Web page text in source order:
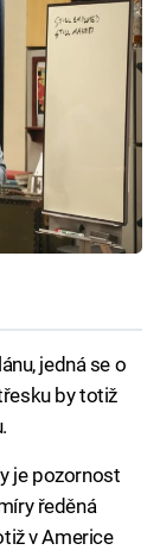
jedná se o
by totiž
je pozornost
ředěná
v Americe